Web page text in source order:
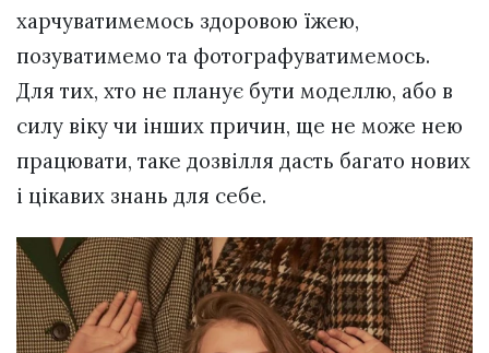
харчуватимемось здоровою їжею,
позуватимемо та фотографуватимемось.
Для тих, хто не планує бути моделлю, або в
силу віку чи інших причин, ще не може нею
працювати, таке дозвілля дасть багато нових
і цікавих знань для себе.